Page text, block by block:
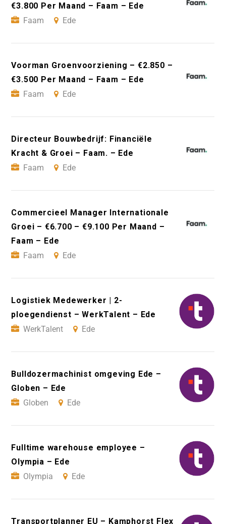
€3.800 Per Maand – Faam – Ede
Faam
Ede
Voorman Groenvoorziening – €2.850 –
€3.500 Per Maand – Faam – Ede
Faam
Ede
Directeur Bouwbedrijf: Financiële
Kracht & Groei – Faam. – Ede
Faam
Ede
Commercieel Manager Internationale
Groei – €6.700 – €9.100 Per Maand –
Faam – Ede
Faam
Ede
Logistiek Medewerker | 2-
ploegendienst – WerkTalent – Ede
WerkTalent
Ede
Bulldozermachinist omgeving Ede –
Globen – Ede
Globen
Ede
Fulltime warehouse employee –
Olympia – Ede
Olympia
Ede
Transportplanner EU – Kamphorst Flex